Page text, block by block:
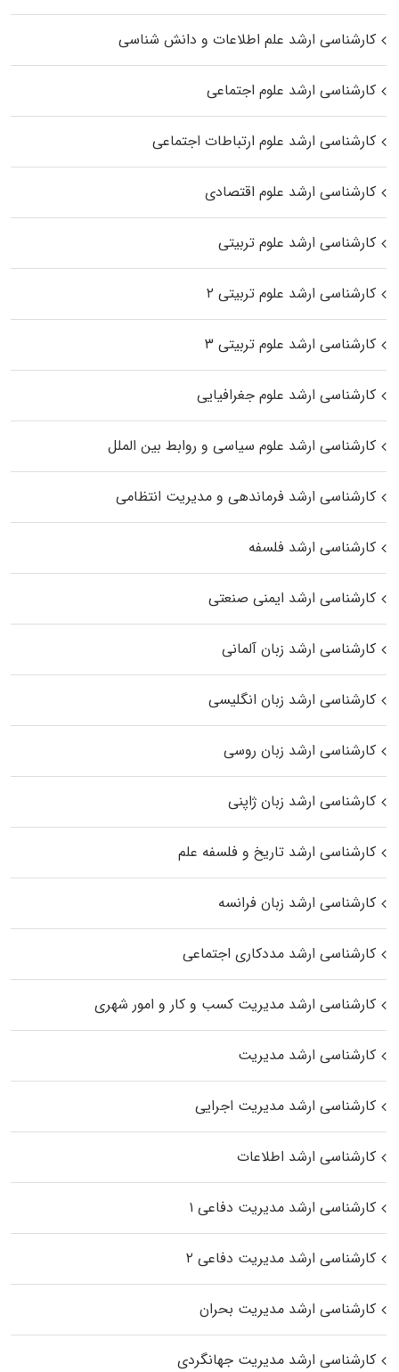
کارشناسی ارشد علم اطلاعات و دانش شناسی
کارشناسی ارشد علوم اجتماعی
کارشناسی ارشد علوم ارتباطات اجتماعی
کارشناسی ارشد علوم اقتصادی
کارشناسی ارشد علوم تربیتی
کارشناسی ارشد علوم تربیتی ۲
کارشناسی ارشد علوم تربیتی ۳
کارشناسی ارشد علوم جغرافیایی
کارشناسی ارشد علوم سیاسی و روابط بین الملل
کارشناسی ارشد فرماندهی و مدیریت انتظامی
کارشناسی ارشد فلسفه
کارشناسی ارشد ایمنی صنعتی
کارشناسی ارشد زبان آلمانی
کارشناسی ارشد زبان انگلیسی
کارشناسی ارشد زبان روسی
کارشناسی ارشد زبان ژاپنی
کارشناسی ارشد تاریخ و فلسفه علم
کارشناسی ارشد زبان فرانسه
کارشناسی ارشد مددکاری اجتماعی
کارشناسی ارشد مدیریت کسب و کار و امور شهری
کارشناسی ارشد مدیریت
کارشناسی ارشد مدیریت اجرایی
کارشناسی ارشد اطلاعات
کارشناسی ارشد مدیریت دفاعی ۱
کارشناسی ارشد مدیریت دفاعی ۲
کارشناسی ارشد مدیریت بحران
کارشناسی ارشد مدیریت جهانگردی